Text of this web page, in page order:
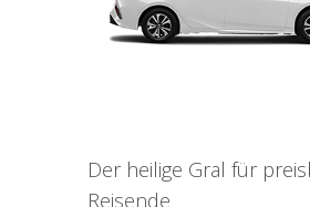
Der heilige Gral für
Reisende